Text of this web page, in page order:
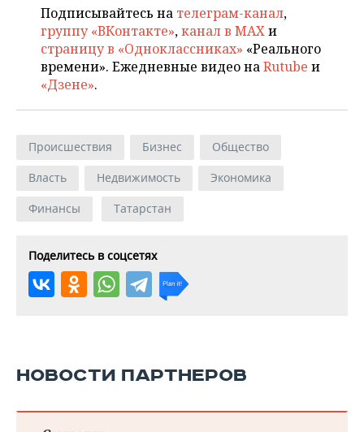
Подписывайтесь на телеграм-канал,
группу «ВКонтакте»,канал в MAXи
страницу в «Одноклассниках» «Реального
времени». Ежедневные видео наRutube и
«Дзене».
Происшествия Бизнес
Общество
Власть
Недвижимость
Экономика
Финансы
Татарстан
Поделитесь в соцсетях
НОВОСТИ ПАРТНЕРОВ